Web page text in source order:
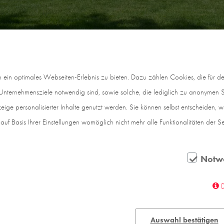
liebt, aber trotz langer Suche kein passendes
intensive Recherche. Gemeinsam mit dem
Stil. Inspiration lieferten dabei nicht nur
alle Elemente zusammengetragen, die für das
SF heraus: ein Fachwerkbau mit
mit typischen Stilelementen wie Friesen und
Auch die einladende dunkelgrüne Haustür und die
Handwerker hergestellt.
optimales Webseiten-Erlebnis zu bieten. Dazu zählen Cookies, die für
notwendig sind, sowie solche, die lediglich zu anonymen
personalisierter Inhalte genutzt werden. Sie können selbst entscheiden,
Basis Ihrer Einstellungen womöglich nicht mehr alle Funktionalitäten der
Auswahl bestätigen